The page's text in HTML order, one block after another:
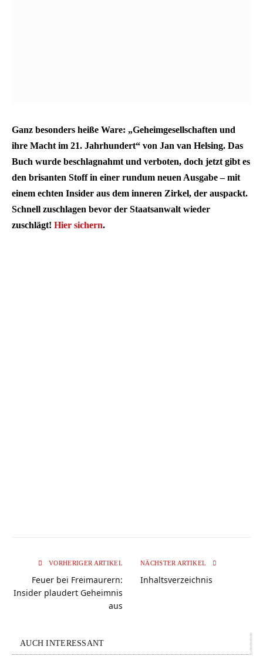
Ganz besonders heiße Ware: „Geheimgesellschaften und
ihre Macht im 21. Jahrhundert“ von Jan van Helsing. Das
Buch wurde beschlagnahmt und verboten, doch jetzt gibt es
den brisanten Stoff in einer rundum neuen Ausgabe – mit
einem echten Insider aus dem inneren Zirkel, der auspackt.
Schnell zuschlagen bevor der Staatsanwalt wieder
zuschlägt! Hier sichern.
VORHERIGER ARTIKEL
Feuer bei Freimaurern:
Insider plaudert Geheimnis
aus
NÄCHSTER ARTIKEL
Inhaltsverzeichnis
AUCH INTERESSANT